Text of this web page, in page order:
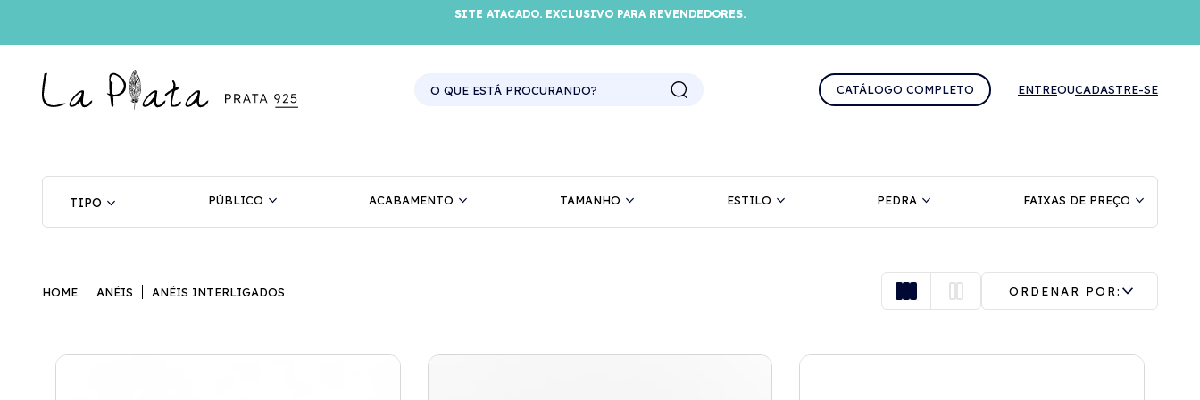
SITE ATACADO. EXCLUSIVO PARA REVENDEDORES.
CATÁLOGO COMPLETO ENTREOUCADASTRE-SE
ACABAMENTO ESTILO PEDRA
PÚBLICO TAMANHO FAIXAS DE PREÇO
HOME ANÉIS ANÉIS INTERLIGADOS ORDENAR POR: